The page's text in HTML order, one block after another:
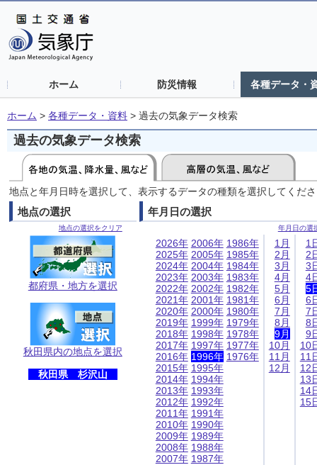
ホーム 防災情報 各種データ・
ホーム > 各種データ・資料 > 過去の気象データ検索
過去の気象データ検索
地点と年月日時を選択して、表示するデータの種類を選択してくだ
地点の選択
地点の選択をクリア
都府県・地方を選択
秋田県内の地点を選択
秋田県 杉沢山
年月日の選択
年月日の選
2026年
2025年
2024年
2023年
2022年
2021年
2020年
2019年
2018年
2017年
2016年
2015年
2014年
2013年
2012年
2011年
2010年
2009年
2008年
2007年
2006年
2005年
2004年
2003年
2002年
2001年
2000年
1999年
1998年
1997年
1996年
1995年
1994年
1993年
1992年
1991年
1990年
1989年
1988年
1987年
1986年
1985年
1984年
1983年
1982年
1981年
1980年
1979年
1978年
1977年
1976年
1月
2月
3月
4月
5月
6月
7月
8月
9月
10月
11月
12月
1
2
3
4
5
6
7
8
9
10
11
12
13
14
15